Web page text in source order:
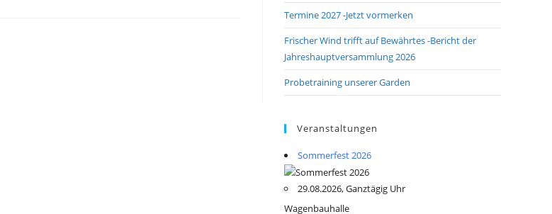
Termine 2027 -Jetzt vormerken
Frischer Wind trifft auf Bewährtes -Bericht der
Jahreshauptversammlung 2026
Probetraining unserer Garden
Veranstaltungen
Sommerfest 2026
29.08.2026, Ganztägig Uhr
Wagenbauhalle